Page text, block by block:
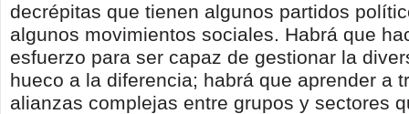
decrépitas que tienen algunos partidos
algunos movimientos sociales. Habrá que
esfuerzo para ser capaz de gestionar la
hueco a la diferencia; habrá que aprender a
alianzas complejas entre grupos y sectores